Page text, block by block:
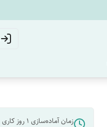
زمان آماده‌سازی 1 روز کاری